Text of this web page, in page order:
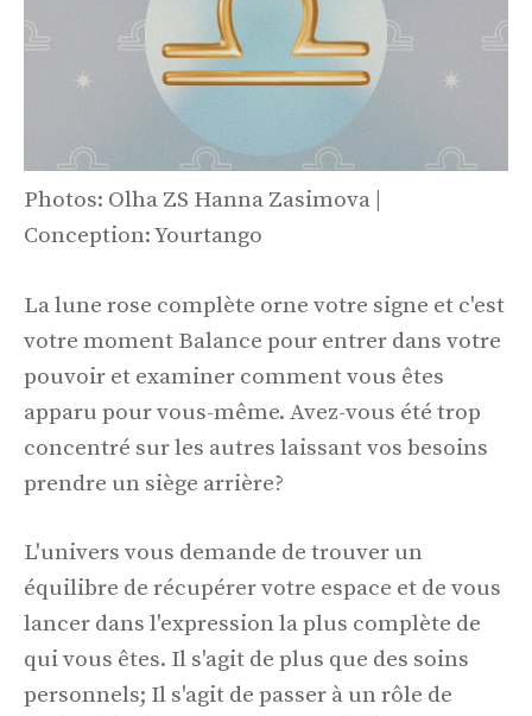
Photos: Olha ZS Hanna Zasimova |
Conception: Yourtango
La lune rose complète orne votre signe et c'est
votre moment Balance pour entrer dans votre
pouvoir et examiner comment vous êtes
apparu pour vous-même. Avez-vous été trop
concentré sur les autres laissant vos besoins
prendre un siège arrière?
L'univers vous demande de trouver un
équilibre de récupérer votre espace et de vous
lancer dans l'expression la plus complète de
qui vous êtes. Il s'agit de plus que des soins
personnels; Il s'agit de passer à un rôle de